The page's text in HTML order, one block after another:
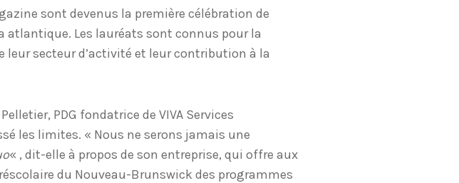
sont devenus la première célébration de
atlantique. Les lauréats sont connus pour la
secteur d’activité et leur contribution à la
PDG fondatrice de VIVA Services
les limites. « Nous ne serons jamais une
« , dit-elle à propos de son entreprise, qui offre aux
du Nouveau-Brunswick des programmes